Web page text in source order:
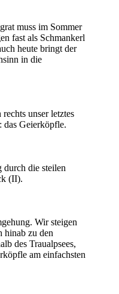
muss im Sommer
fast als Schmankerl
heute bringt der
in die
unser letztes
das Geierköpfle.
durch die steilen
(II).
Wir steigen
hinab zu den
des Traualpsees,
am einfachsten